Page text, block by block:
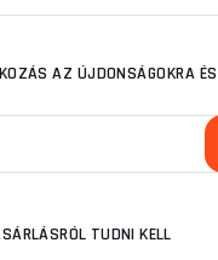
AZ ÚJDONSÁGOKRA
TUDNI KELL